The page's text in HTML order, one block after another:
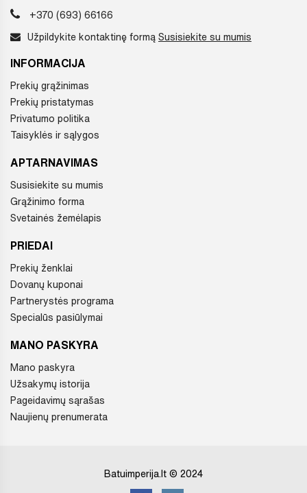
+370 (693) 66166
Užpildykite kontaktinę formą Susisiekite su mumis
INFORMACIJA
Prekių grąžinimas
Prekių pristatymas
Privatumo politika
Taisyklės ir sąlygos
APTARNAVIMAS
Susisiekite su mumis
Grąžinimo forma
Svetainės žemėlapis
PRIEDAI
Prekių ženklai
Dovanų kuponai
Partnerystės programa
Specialūs pasiūlymai
MANO PASKYRA
Mano paskyra
Užsakymų istorija
Pageidavimų sąrašas
Naujienų prenumerata
Batuimperija.lt © 2024